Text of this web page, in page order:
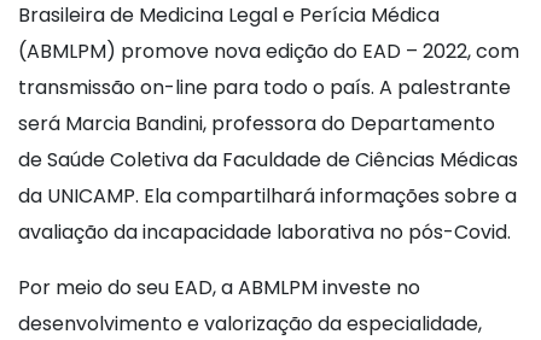
Brasileira de Medicina Legal e Perícia Médica
(ABMLPM) promove nova edição do EAD – 2022, com
transmissão on-line para todo o país. A palestrante
será Marcia Bandini, professora do Departamento
de Saúde Coletiva da Faculdade de Ciências Médicas
da UNICAMP. Ela compartilhará informações sobre a
avaliação da incapacidade laborativa no pós-Covid.
Por meio do seu EAD, a ABMLPM investe no
desenvolvimento e valorização da especialidade,